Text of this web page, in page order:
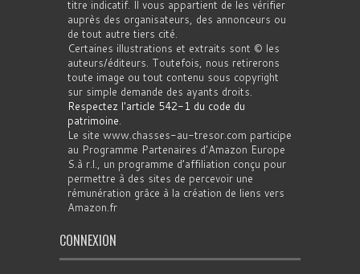
titre indicatif. Il vous appartient de les vérifier
auprès des organisateurs, des annonceurs ou
de tout autre tiers cité.
Certaines illustrations et extraits sont © les
auteurs/éditeurs. Toutefois, nous retirerons
toute image ou tout contenu sous copyright
sur simple demande des ayants droits.
Respectez l'article 542-1 du code du
patrimoine.
Le site www.chasses-au-tresor.com participe
au Programme Partenaires d’Amazon Europe
S.à r.l., un programme d’affiliation conçu pour
permettre à des sites de percevoir une
rémunération grâce à la création de liens vers
Amazon.fr
CONNEXION